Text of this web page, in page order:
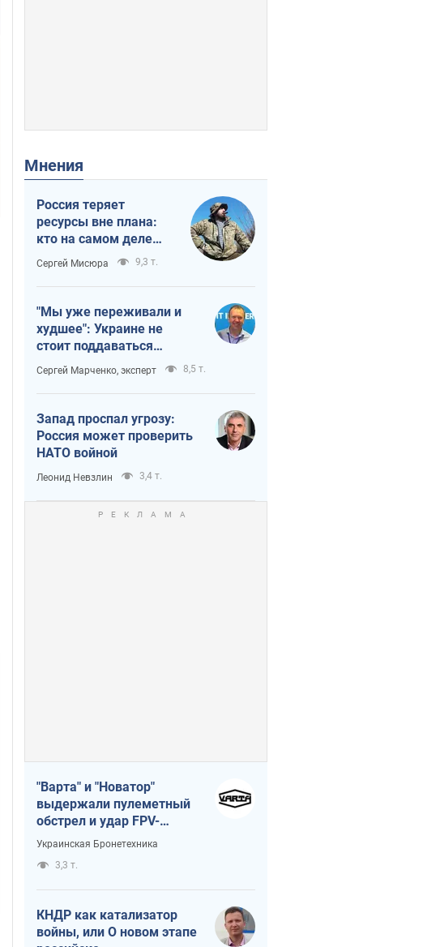
Мнения
Россия теряет
ресурсы вне плана:
кто на самом деле
диктует темп войны
Сергей Мисюра 9,3 т.
"Мы уже переживали и
худшее": Украине не
стоит поддаваться
отчаянию из-за
ракетного террора
Сергей Марченко, эксперт 8,5 т.
Запад проспал угрозу:
Россия может проверить
НАТО войной
Леонид Невзлин 3,4 т.
"Варта" и "Новатор"
выдержали пулеметный
обстрел и удар FPV-
дрона, сохранив жизнь
Украинская Бронетехника
3,3 т.
КНДР как катализатор
войны, или О новом этапе